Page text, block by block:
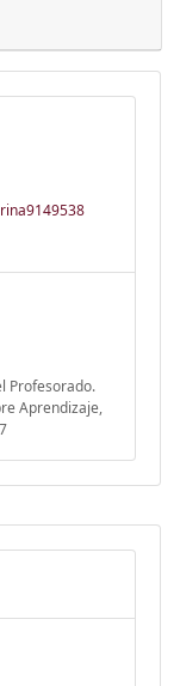
Profesorado.
Aprendizaje,